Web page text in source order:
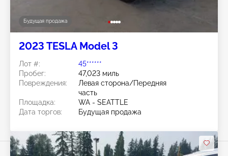
Будущая продажа
2023 TESLA Model 3
Лот #:
45******
Пробег:
47,023 миль
Повреждения:
Левая сторона/Передняя
часть
Площадка:
WA - SEATTLE
Дата торгов:
Будущая продажа